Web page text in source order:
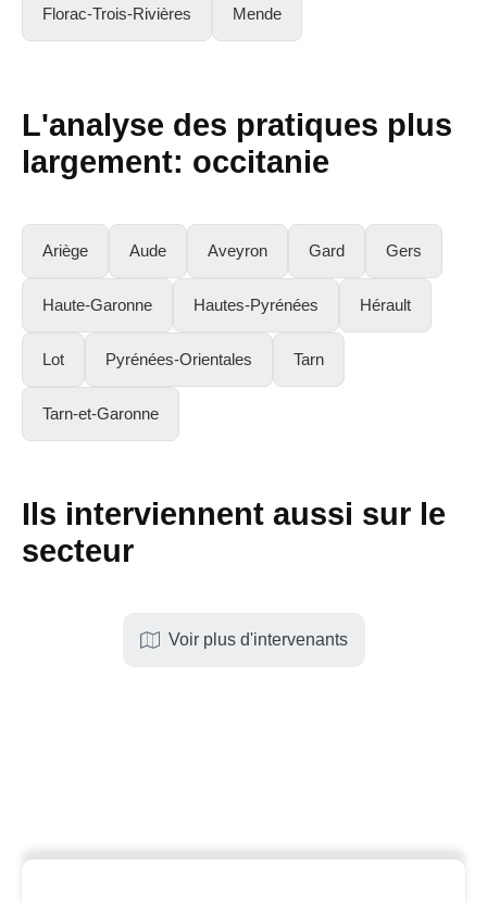
Florac-Trois-Rivières Mende
L'analyse des pratiques plus
largement: occitanie
Ariège Aude Aveyron Gard Gers
Haute-Garonne Hautes-Pyrénées Hérault
Lot Pyrénées-Orientales Tarn
Tarn-et-Garonne
Ils interviennent aussi sur le
secteur
Voir plus d'intervenants